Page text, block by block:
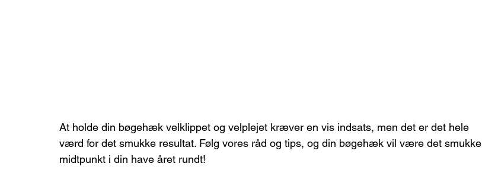
At holde din bøgehæk velklippet og velplejet kræver en vis indsats, men det er det hele
værd for det smukke resultat. Følg vores råd og tips, og din bøgehæk vil være det smukke
midtpunkt i din have året rundt!